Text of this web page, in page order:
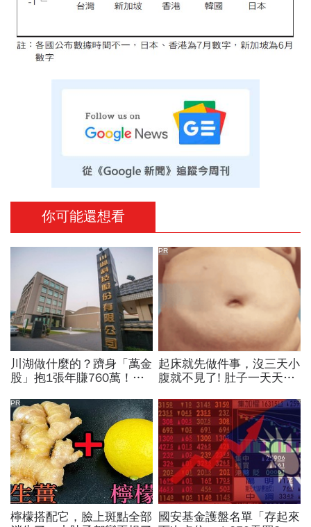
你可能還想看
川湖做什麼的？躋身「萬金
股」抱1張年賺760萬！傳
根鐵憑什麼賣這麼貴」？
起床就先做件事，沒三天小
腹就不見了! 肚子一天天變
PR
檸檬搭配它，臉上斑點全部
PR
國安基金護盤名單「存起來